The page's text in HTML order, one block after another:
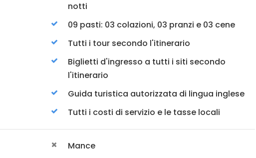
notti
09 pasti: 03 colazioni, 03 pranzi e 03 cene
Tutti i tour secondo l'itinerario
Biglietti d'ingresso a tutti i siti secondo
l'itinerario
Guida turistica autorizzata di lingua inglese
Tutti i costi di servizio e le tasse locali
Mance